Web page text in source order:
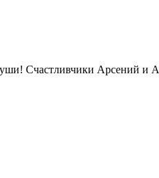
Счастливчики Арсений